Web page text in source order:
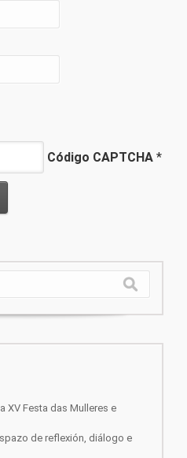
Código CAPTCHA *
XV Festa das Mulleres e
de reflexión, diálogo e